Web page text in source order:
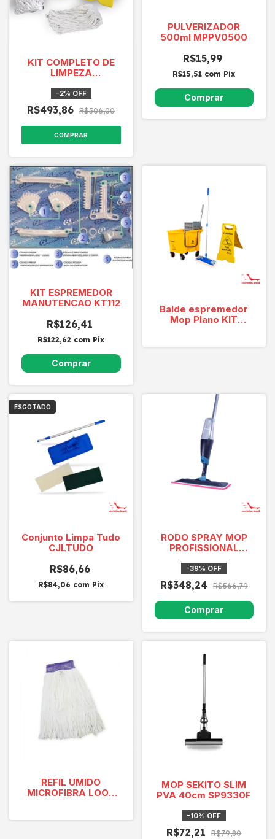
KIT COMPLETO DE
LIMPEZA
PLACA BRALIMPIA
KT20F COR
-2% OFF
R$493,86 R$506,00
COMPRAR
PULVERIZADOR
500ml MPPV0500
R$15,99
R$15,51 com Pix
KIT ESPREMEDOR
MANUTENCAO KT112
R$126,41
R$122,62 com Pix
Balde espremedor
Mop Plano KIT
ESGOTADO
Conjunto Limpa Tudo
CJLTUDO
R$86,66
R$84,06 com Pix
RODO SPRAY MOP
PROFISSIONAL
RESERVATORIO. 1
REFIL
-39% OFF
R$348,24 R$566,79
REFIL UMIDO
MICROFIBRA LOOP
MVRLM4AM
MOP SEKITO SLIM
PVA 40cm SP9330F
-10% OFF
R$72,21 R$79,80